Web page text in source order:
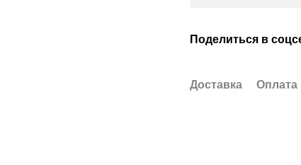
Поделиться в
Доставка Оплата